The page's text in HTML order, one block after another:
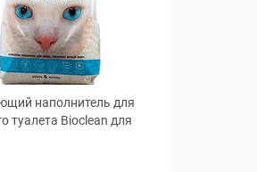
наполнитель для
туалета Bioclean для